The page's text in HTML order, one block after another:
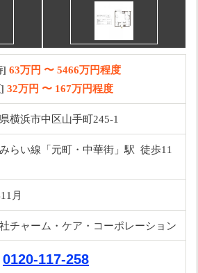
] 63万円 〜 5466万円程度
32万円 〜 167万円程度
横浜市中区山手町245-1
らい線「元町・中華街」駅 徒歩11
月
チャーム・ケア・コーポレーション
0120-117-258